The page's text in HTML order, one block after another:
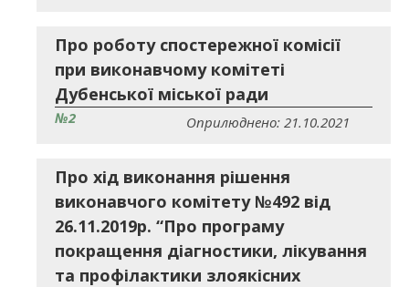
Про роботу спостережної комісії
при виконавчому комітеті
Дубенської міської ради
№2 Оприлюднено: 21.10.2021
Про хід виконання рішення
виконавчого комітету №492 від
26.11.2019р. “Про програму
покращення діагностики, лікування
та профілактики злоякісних